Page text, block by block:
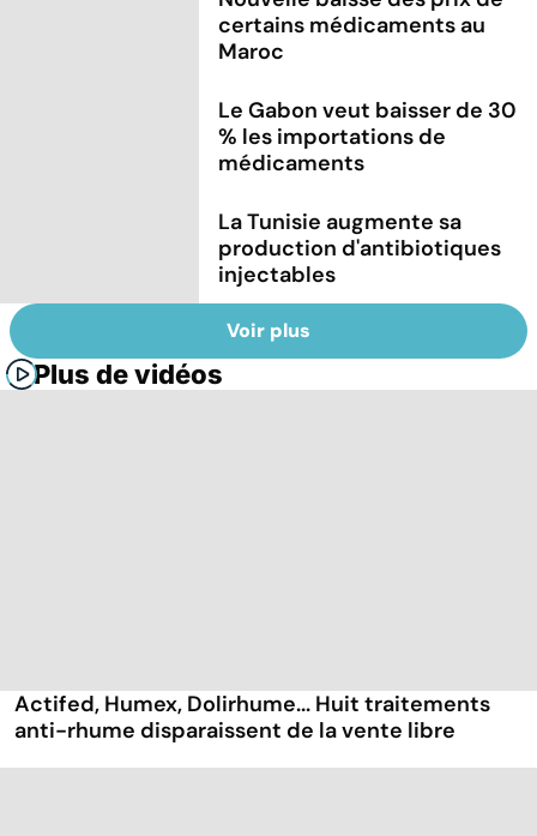
certains médicaments au
Maroc
Le Gabon veut baisser de 30
% les importations de
médicaments
La Tunisie augmente sa
production d'antibiotiques
injectables
Voir plus
Plus de vidéos
Actifed, Humex, Dolirhume... Huit traitements
anti-rhume disparaissent de la vente libre